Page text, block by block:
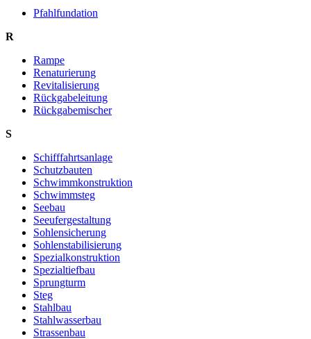
Pfahlfundation
R
Rampe
Renaturierung
Revitalisierung
Rückgabeleitung
Rückgabemischer
S
Schifffahrtsanlage
Schutzbauten
Schwimmkonstruktion
Schwimmsteg
Seebau
Seeufergestaltung
Sohlensicherung
Sohlenstabilisierung
Spezialkonstruktion
Spezialtiefbau
Sprungturm
Steg
Stahlbau
Stahlwasserbau
Strassenbau